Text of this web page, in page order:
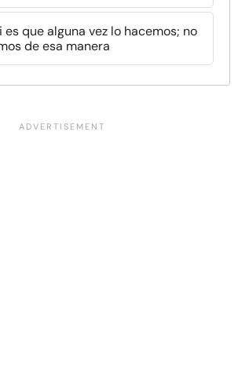
es que alguna vez lo hacemos; no
de esa manera